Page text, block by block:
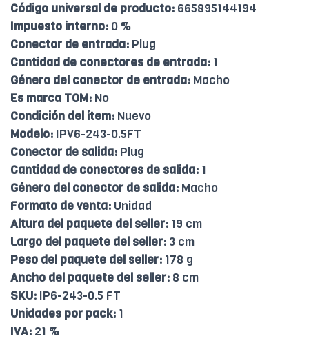
Código universal de producto: 665895144194
Impuesto interno: 0 %
Conector de entrada: Plug
Cantidad de conectores de entrada: 1
Género del conector de entrada: Macho
Es marca TOM: No
Condición del ítem: Nuevo
Modelo: IPV6-243-0.5FT
Conector de salida: Plug
Cantidad de conectores de salida: 1
Género del conector de salida: Macho
Formato de venta: Unidad
Altura del paquete del seller: 19 cm
Largo del paquete del seller: 3 cm
Peso del paquete del seller: 178 g
Ancho del paquete del seller: 8 cm
SKU: IP6-243-0.5 FT
Unidades por pack: 1
IVA: 21 %